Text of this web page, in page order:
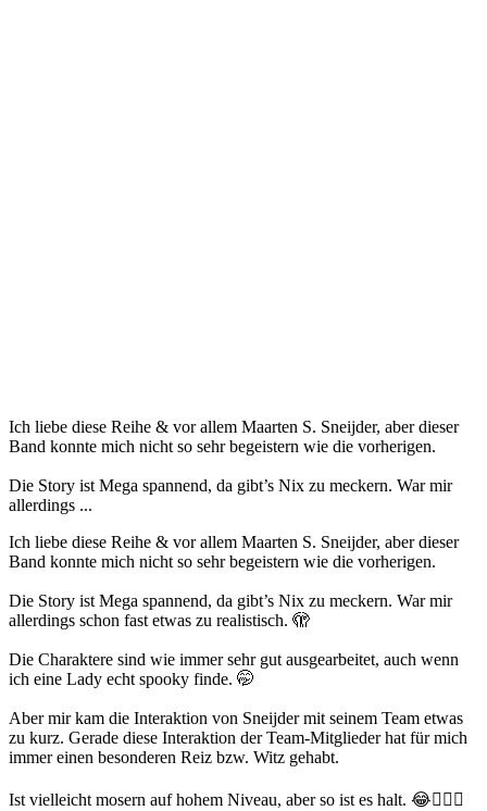
Ich liebe diese Reihe & vor allem Maarten S. Sneijder, aber dieser
Band konnte mich nicht so sehr begeistern wie die vorherigen.
Die Story ist Mega spannend, da gibt’s Nix zu meckern. War mir
allerdings ...
Ich liebe diese Reihe & vor allem Maarten S. Sneijder, aber dieser
Band konnte mich nicht so sehr begeistern wie die vorherigen.
Die Story ist Mega spannend, da gibt’s Nix zu meckern. War mir
allerdings schon fast etwas zu realistisch. 🫣
Die Charaktere sind wie immer sehr gut ausgearbeitet, auch wenn
ich eine Lady echt spooky finde. 🤭
Aber mir kam die Interaktion von Sneijder mit seinem Team etwas
zu kurz. Gerade diese Interaktion der Team-Mitglieder hat für mich
immer einen besonderen Reiz bzw. Witz gehabt.
Ist vielleicht mosern auf hohem Niveau, aber so ist es halt. 😂🤷🏻‍♀️